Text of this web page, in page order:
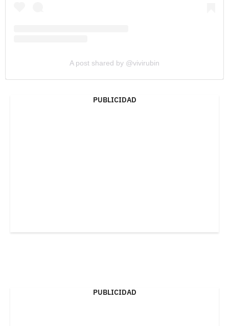
A post shared by @vivirubin
PUBLICIDAD
PUBLICIDAD